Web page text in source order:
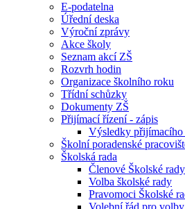
E-podatelna
Úřední deska
Výroční zprávy
Akce školy
Seznam akcí ZŠ
Rozvrh hodin
Organizace školního roku
Třídní schůzky
Dokumenty ZŠ
Přijímací řízení - zápis
Výsledky přijímacího
Školní poradenské
Školská rada
Členové Školské rady
Volba školské rady
Pravomoci Školské
Volební řád pro